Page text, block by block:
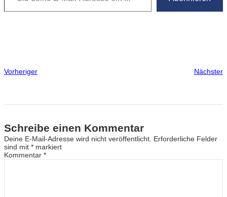
Vorheriger Nächster
Schreibe einen Kommentar
Deine E-Mail-Adresse wird nicht veröffentlicht. Erforderliche Felder
sind mit * markiert
Kommentar *